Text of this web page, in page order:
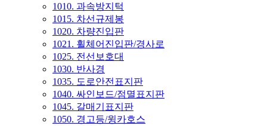
1010. 과속방지턱
1015. 차선규제봉
1020. 차량진입판
1021. 휠체어진입판/경사로
1025. 전선보호대
1030. 반사경
1035. 도로안전표지판
1040. 싸인보드/점멸표지판
1045. 갈매기표지판
1050. 경고등/윙카호스